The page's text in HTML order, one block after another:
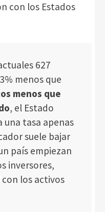
con los Estados
627
menos que
menos que
, el Estado
una tasa apenas
suele bajar
país empiezan
inversores,
los activos